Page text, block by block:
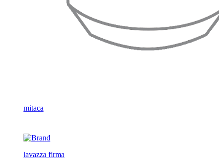
mitaca
lavazza firma